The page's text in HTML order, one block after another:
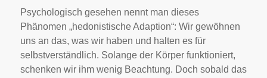
Psychologisch gesehen nennt man dieses
Phänomen „hedonistische Adaption“: Wir gewöhnen
uns an das, was wir haben und halten es für
selbstverständlich. Solange der Körper funktioniert,
schenken wir ihm wenig Beachtung. Doch sobald das